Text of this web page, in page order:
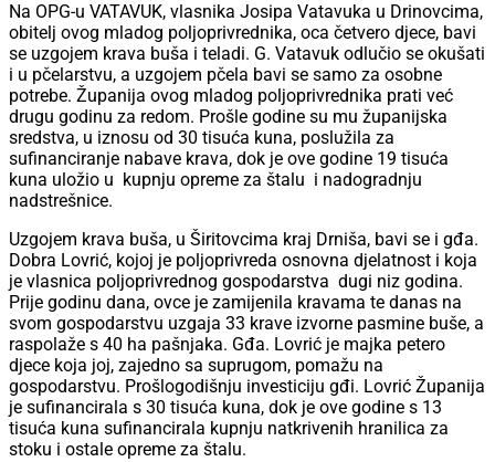
Na OPG-u VATAVUK, vlasnika Josipa Vatavuka u Drinovcima,
obitelj ovog mladog poljoprivrednika, oca četvero djece, bavi
se uzgojem krava buša i teladi. G. Vatavuk odlučio se okušati
i u pčelarstvu, a uzgojem pčela bavi se samo za osobne
potrebe. Županija ovog mladog poljoprivrednika prati već
drugu godinu za redom. Prošle godine su mu županijska
sredstva, u iznosu od 30 tisuća kuna, poslužila za
sufinanciranje nabave krava, dok je ove godine 19 tisuća
kuna uložio u kupnju opreme za štalu i nadogradnju
nadstrešnice.
Uzgojem krava buša, u Širitovcima kraj Drniša, bavi se i gđa.
Dobra Lovrić, kojoj je poljoprivreda osnovna djelatnost i koja
je vlasnica poljoprivrednog gospodarstva dugi niz godina.
Prije godinu dana, ovce je zamijenila kravama te danas na
svom gospodarstvu uzgaja 33 krave izvorne pasmine buše, a
raspolaže s 40 ha pašnjaka. Gđa. Lovrić je majka petero
djece koja joj, zajedno sa suprugom, pomažu na
gospodarstvu. Prošlogodišnju investiciju gđi. Lovrić Županija
je sufinancirala s 30 tisuća kuna, dok je ove godine s 13
tisuća kuna sufinancirala kupnju natkrivenih hranilica za
stoku i ostale opreme za štalu.